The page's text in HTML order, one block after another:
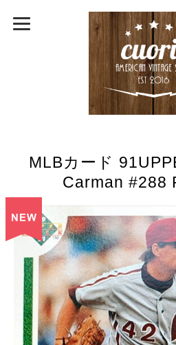
MLBカード
Carman #288